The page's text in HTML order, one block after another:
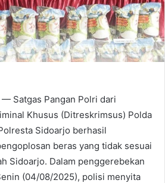
— Satgas Pangan Polri dari
Khusus (Ditreskrimsus) Polda
Sidoarjo berhasil
beras yang tidak sesuai
Sidoarjo. Dalam penggerebekan
(04/08/2025), polisi menyita